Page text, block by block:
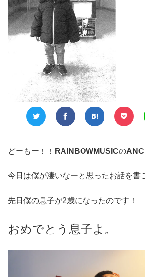
どーもー！！ RAINBOWMUSICの
今日は僕が凄いなーと思ったお話を書
先日僕の息子が2歳になったのです！
おめでとう息子よ。